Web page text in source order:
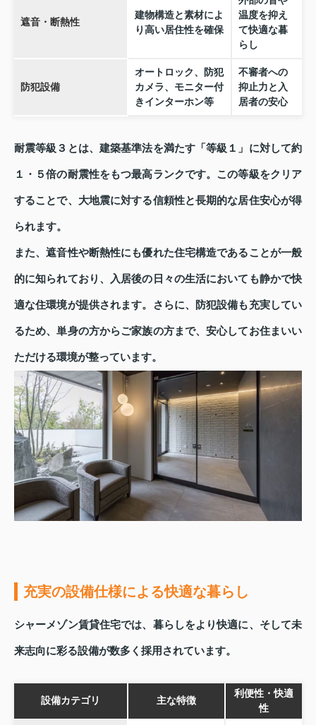
遮音・断熱性
建物構造と素材によ
り高い居住性を確保
温度を抑え
て快適な暮
らし
防犯設備
オートロック、防犯
カメラ、モニター付
きインターホン等
不審者への
抑止力と入
居者の安心
耐震等級３とは、建築基準法を満たす「等級１」に対して約
１・５倍の耐震性をもつ最高ランクです。この等級をクリア
することで、大地震に対する信頼性と長期的な居住安心が得
られます。
また、遮音性や断熱性にも優れた住宅構造であることが一般
的に知られており、入居後の日々の生活においても静かで快
適な住環境が提供されます。さらに、防犯設備も充実してい
るため、単身の方からご家族の方まで、安心してお住まいい
ただける環境が整っています。
充実の設備仕様による快適な暮らし
シャーメゾン賃貸住宅では、暮らしをより快適に、そして未
来志向に彩る設備が数多く採用されています。
設備カテゴリ 主な特徴
利便性・快適
性